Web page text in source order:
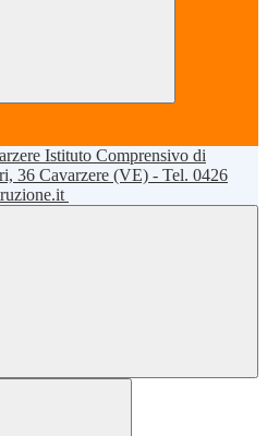
Istituto Comprensivo di
36 Cavarzere (VE) - Tel. 0426